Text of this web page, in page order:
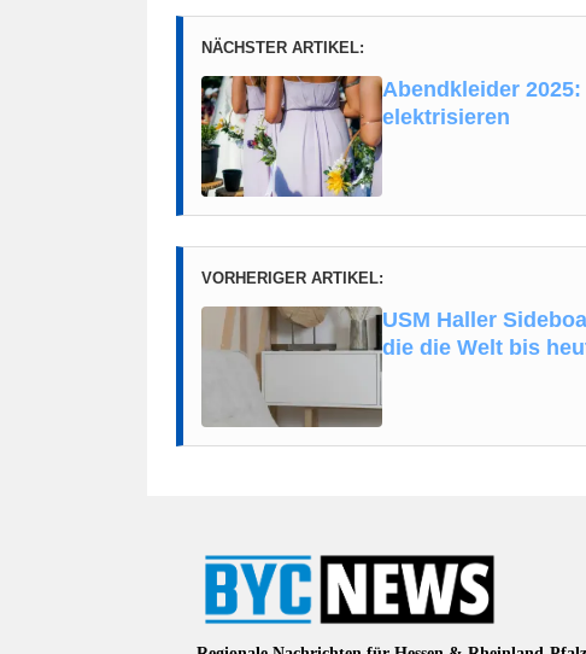
NÄCHSTER ARTIKEL:
Abendkleider
elektrisieren
VORHERIGER ARTIKEL:
USM Haller
die die Welt bis